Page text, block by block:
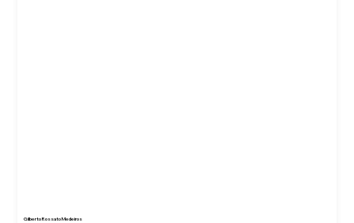
Gilberto Rossato Medeiros